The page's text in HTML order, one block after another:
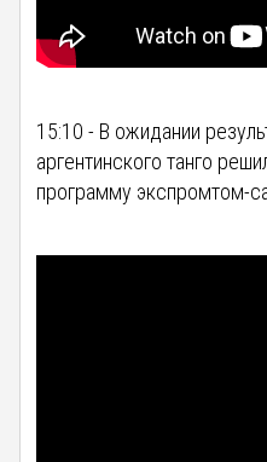
15:10 - В ожидании
аргентинского танго
программу экспромтом-